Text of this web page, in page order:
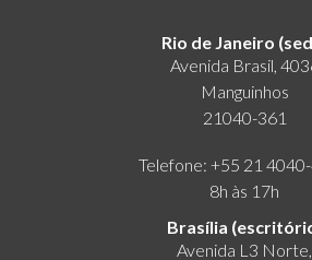
Rio de Janeiro
Avenida Brasil,
Manguinhos
21040-361
Telefone: +55 21
8h às 17h
Brasília
Avenida L3 Norte,